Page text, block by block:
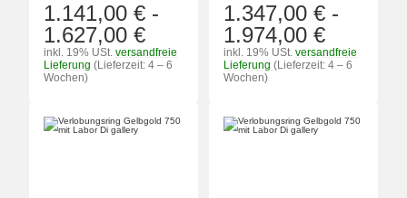
1.141,00 € -
1.627,00 €
inkl. 19% USt. versandfreie
Lieferung (Lieferzeit: 4 – 6
Wochen)
1.347,00 € -
1.974,00 €
inkl. 19% USt. versandfreie
Lieferung (Lieferzeit: 4 – 6
Wochen)